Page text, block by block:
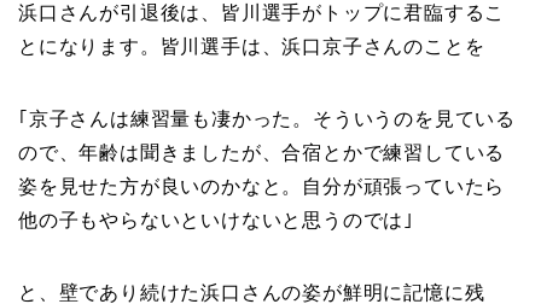
浜口さんが引退後は、皆川選手がトップに君臨するこ
とになります。皆川選手は、浜口京子さんのことを
｢京子さんは練習量も凄かった。そういうのを見ている
ので、年齢は聞きましたが、合宿とかで練習している
姿を見せた方が良いのかなと。自分が頑張っていたら
他の子もやらないといけないと思うのでは｣
と、壁であり続けた浜口さんの姿が鮮明に記憶に残